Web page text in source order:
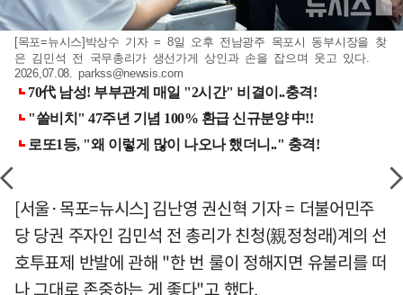
[목포=뉴시스]박상수 기자 = 8일 오후 전남광주 목포시 동부시장을 찾
은 김민석 전 국무총리가 생선가게 상인과 손을 잡으며 웃고 있다.
2026,07.08.parkss@newsis.com
[서울·목포=뉴시스] 김난영 권신혁 기자 = 더불어민주
당 당권 주자인 김민석 전 총리가 친청(親정청래)계의 선
호투표제 반발에 관해 "한 번 룰이 정해지면 유불리를 떠
나 그대로 존중하는 게 좋다"고 했다.